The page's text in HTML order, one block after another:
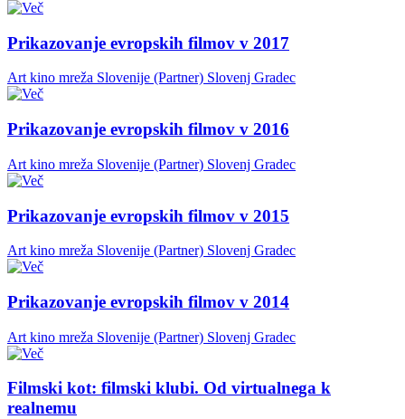
Prikazovanje evropskih filmov v 2017
Art kino mreža Slovenije (Partner) Slovenj Gradec
Prikazovanje evropskih filmov v 2016
Art kino mreža Slovenije (Partner) Slovenj Gradec
Prikazovanje evropskih filmov v 2015
Art kino mreža Slovenije (Partner) Slovenj Gradec
Prikazovanje evropskih filmov v 2014
Art kino mreža Slovenije (Partner) Slovenj Gradec
Filmski kot: filmski klubi. Od virtualnega k
realnemu